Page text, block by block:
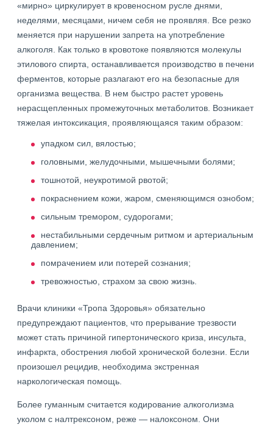
«мирно» циркулирует в кровеносном русле днями,
неделями, месяцами, ничем себя не проявляя. Все резко
меняется при нарушении запрета на употребление
алкоголя. Как только в кровотоке появляются молекулы
этилового спирта, останавливается производство в печени
ферментов, которые разлагают его на безопасные для
организма вещества. В нем быстро растет уровень
нерасщепленных промежуточных метаболитов. Возникает
тяжелая интоксикация, проявляющаяся таким образом:
упадком сил, вялостью;
головными, желудочными, мышечными болями;
тошнотой, неукротимой рвотой;
покраснением кожи, жаром, сменяющимся ознобом;
сильным тремором, судорогами;
нестабильными сердечным ритмом и артериальным
давлением;
помрачением или потерей сознания;
тревожностью, страхом за свою жизнь.
Врачи клиники «Тропа Здоровья» обязательно
предупреждают пациентов, что прерывание трезвости
может стать причиной гипертонического криза, инсульта,
инфаркта, обострения любой хронической болезни. Если
произошел рецидив, необходима экстренная
наркологическая помощь.
Более гуманным считается кодирование алкоголизма
уколом с налтрексоном, реже — налоксоном. Они